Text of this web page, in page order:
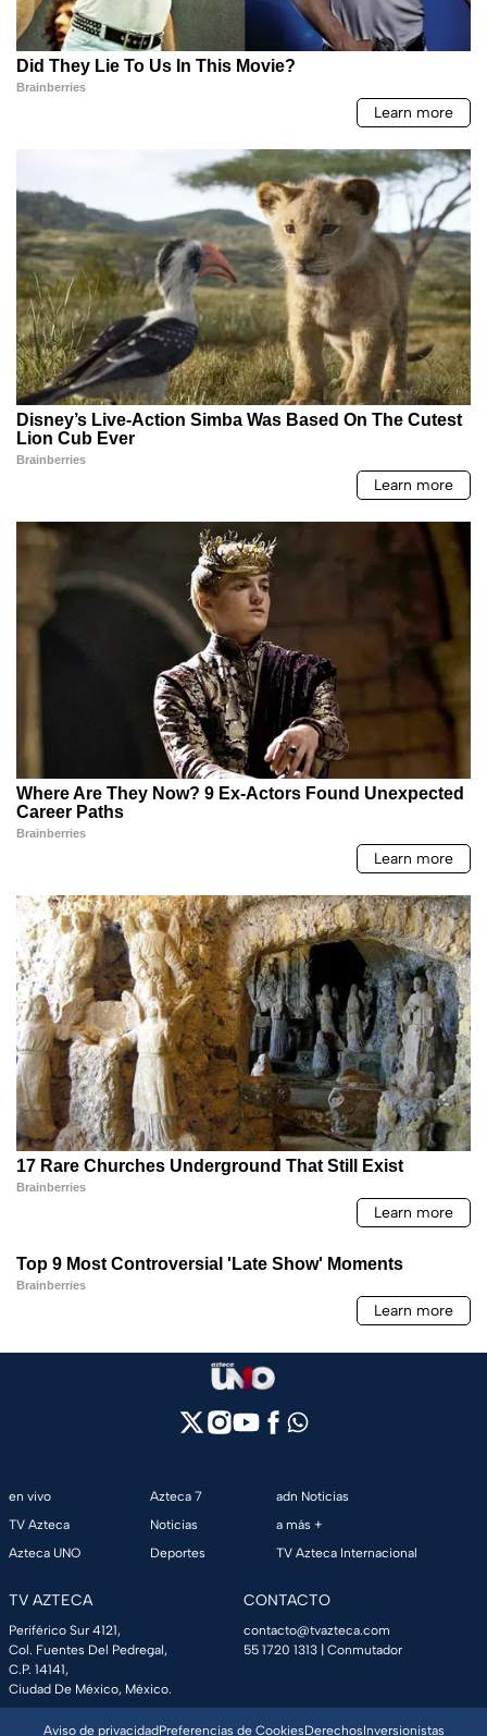
en vivo
TV Azteca
Azteca UNO
Azteca 7
Noticias
Deportes
adn Noticias
a más +
TV Azteca Internacional
TV AZTECA
Periférico Sur 4121,
Col. Fuentes Del Pedregal,
C.P. 14141,
Ciudad De México, México.
CONTACTO
contacto@tvazteca.com
55 1720 1313 | Conmutador
Aviso de privacidadPreferencias de CookiesDerechosInversionistas